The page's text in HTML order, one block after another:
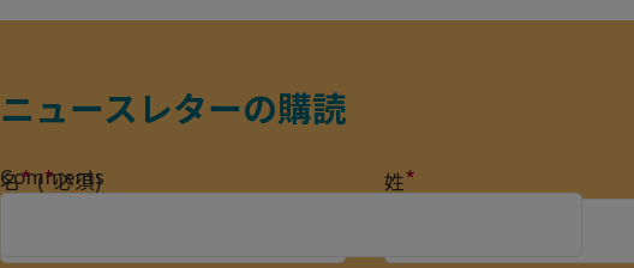
ニュースレターの購読
Comments
名*(*必須) 姓*